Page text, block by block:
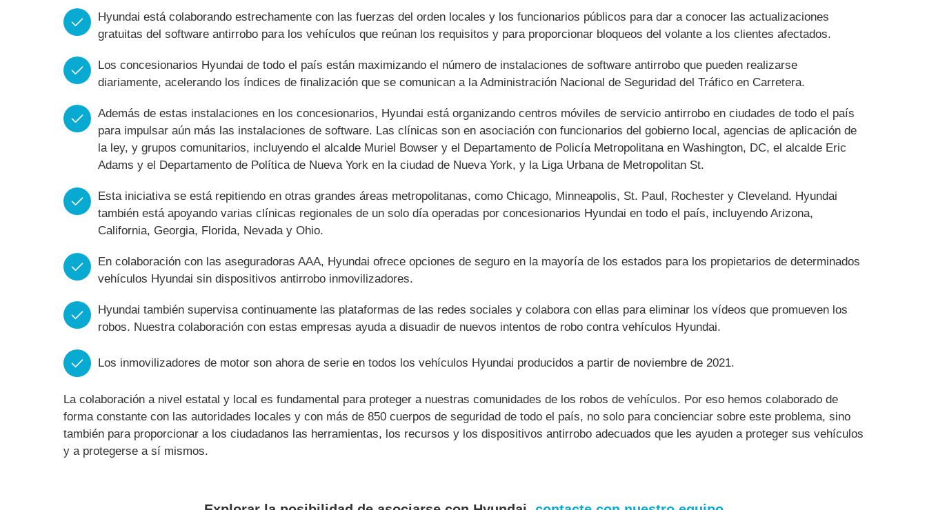
Hyundai está colaborando estrechamente con las fuerzas del orden locales y los funcionarios públicos para dar a conocer las actualizaciones
gratuitas del software antirrobo para los vehículos que reúnan los requisitos y para proporcionar bloqueos del volante a los clientes afectados.
Los concesionarios Hyundai de todo el país están maximizando el número de instalaciones de software antirrobo que pueden realizarse
diariamente, acelerando los índices de finalización que se comunican a la Administración Nacional de Seguridad del Tráfico en Carretera.
Además de estas instalaciones en los concesionarios, Hyundai está organizando centros móviles de servicio antirrobo en ciudades de todo el país
para impulsar aún más las instalaciones de software. Las clínicas son en asociación con funcionarios del gobierno local, agencias de aplicación de
la ley, y grupos comunitarios, incluyendo el alcalde Muriel Bowser y el Departamento de Policía Metropolitana en Washington, DC, el alcalde Eric
Adams y el Departamento de Política de Nueva York en la ciudad de Nueva York, y la Liga Urbana de Metropolitan St.
Esta iniciativa se está repitiendo en otras grandes áreas metropolitanas, como Chicago, Minneapolis, St. Paul, Rochester y Cleveland. Hyundai
también está apoyando varias clínicas regionales de un solo día operadas por concesionarios Hyundai en todo el país, incluyendo Arizona,
California, Georgia, Florida, Nevada y Ohio.
En colaboración con las aseguradoras AAA, Hyundai ofrece opciones de seguro en la mayoría de los estados para los propietarios de determinados
vehículos Hyundai sin dispositivos antirrobo inmovilizadores.
Hyundai también supervisa continuamente las plataformas de las redes sociales y colabora con ellas para eliminar los vídeos que promueven los
robos. Nuestra colaboración con estas empresas ayuda a disuadir de nuevos intentos de robo contra vehículos Hyundai.
Los inmovilizadores de motor son ahora de serie en todos los vehículos Hyundai producidos a partir de noviembre de 2021.
La colaboración a nivel estatal y local es fundamental para proteger a nuestras comunidades de los robos de vehículos. Por eso hemos colaborado de
forma constante con las autoridades locales y con más de 850 cuerpos de seguridad de todo el país, no solo para concienciar sobre este problema, sino
también para proporcionar a los ciudadanos las herramientas, los recursos y los dispositivos antirrobo adecuados que les ayuden a proteger sus vehículos
y a protegerse a sí mismos.